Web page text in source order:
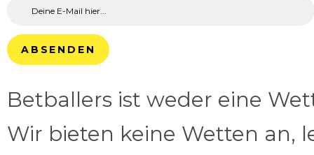
ABSENDEN
Betballers ist weder eine
Wir bieten keine Wetten an,